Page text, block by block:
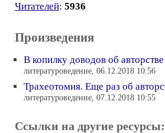
Читателей: 5936
Произведения
В копилку доводов об
литературоведение, 06.12.2018 10:56
Трахеотомия. Еще раз об
литературоведение, 07.12.2018 10:55
Ссылки на другие ресурсы: